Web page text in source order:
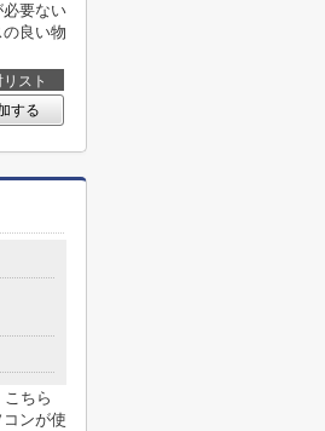
要ない
良い物
スト
する
ちら
ンが使